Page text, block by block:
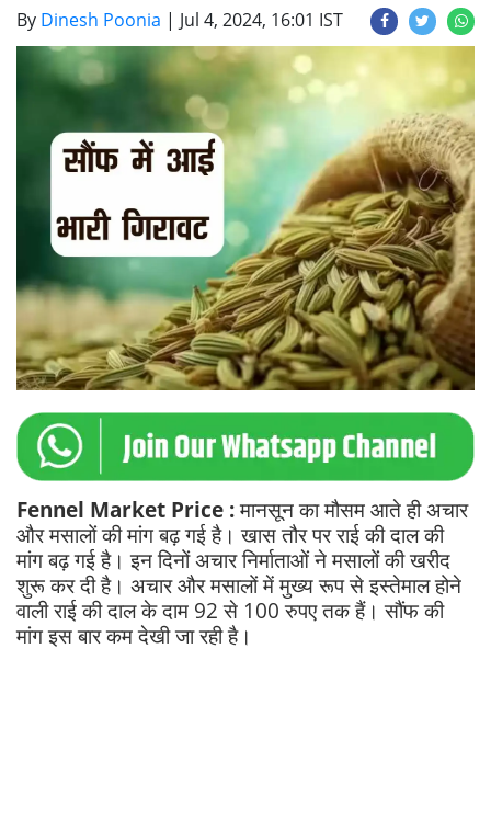
By Dinesh Poonia | Jul 4, 2024, 16:01 IST
Fennel Market Price :मानसून का मौसम आते ही अचार
और मसालों की मांग बढ़ गई है। खास तौर पर राई की दाल की
मांग बढ़ गई है। इन दिनों अचार निर्माताओं ने मसालों की खरीद
शुरू कर दी है। अचार और मसालों में मुख्य रूप से इस्तेमाल होने
वाली राई की दाल के दाम 92 से 100 रुपए तक हैं। सौंफ की
मांग इस बार कम देखी जा रही है।